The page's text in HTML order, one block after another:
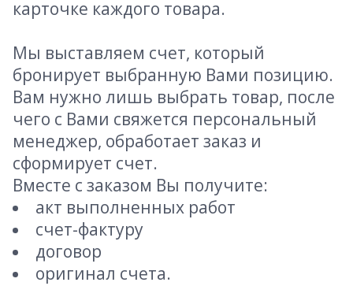
карточке каждого товара.
Мы выставляем счет, который
бронирует выбранную Вами позицию.
Вам нужно лишь выбрать товар, после
чего с Вами свяжется персональный
менеджер, обработает заказ и
сформирует счет.
Вместе с заказом Вы получите:
акт выполненных работ
счет-фактуру
договор
оригинал счета.